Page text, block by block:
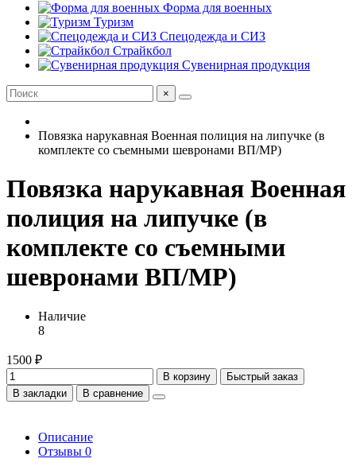
Форма для военных
Туризм
Спецодежда и СИЗ
Страйкбол
Сувенирная продукция
×
Повязка нарукавная Военная полиция на липучке (в
комплекте со съемными шевронами ВП/МР)
Повязка нарукавная Военная
полиция на липучке (в
комплекте со съемными
шевронами ВП/МР)
Наличие
8
1500 ₽
В корзину
Быстрый заказ
В закладки
В сравнение
Описание
Отзывы 0